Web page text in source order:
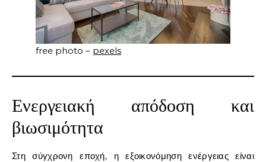
free photo – pexels
Ενεργειακή απόδοση και
βιωσιμότητα
Στη σύγχρονη εποχή, η εξοικονόμηση ενέργειας είναι